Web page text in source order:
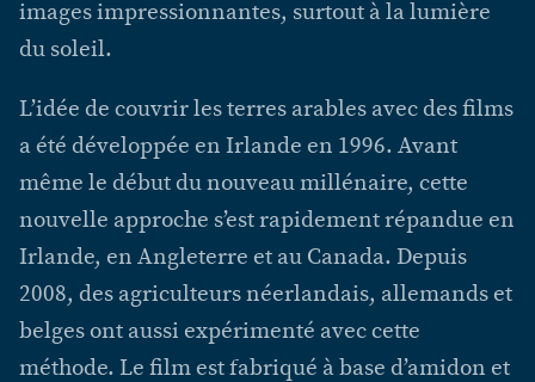
images impressionnantes, surtout à la lumière
du soleil.
L’idée de couvrir les terres arables avec des films
a été développée en Irlande en 1996. Avant
même le début du nouveau millénaire, cette
nouvelle approche s’est rapidement répandue en
Irlande, en Angleterre et au Canada. Depuis
2008, des agriculteurs néerlandais, allemands et
belges ont aussi expérimenté avec cette
méthode. Le film est fabriqué à base d’amidon et